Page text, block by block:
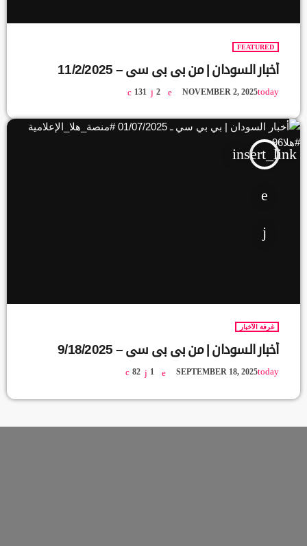
FEATURED
أخبار السودان | من بي بي سي – 11/2/2025
today
NOVEMBER 2, 2025
131 2
insert_link
غرفة الآخبار
أخبار السودان | من بي بي سي – 9/18/2025
today
SEPTEMBER 18, 2025
82 1